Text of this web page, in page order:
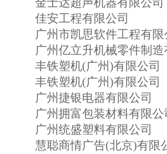
佳安工程有限公司
广州市凯思软件工程有限
广州亿立升机械零件制
丰铁塑机(广州)有限公司
丰铁塑机(广州)有限公司
广州捷银电器有限公司
广州拥富包装材料有限公
广州统盛塑料有限公司
慧聪商情广告(北京)有限